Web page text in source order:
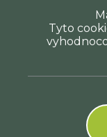
Tyto